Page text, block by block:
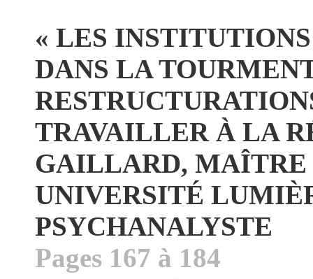
« LES
DANS LA
TRAVAILLER À LA
GAILLARD, MAÎTRE
UNIVERSITÉ
PSYCHANALYSTE
Pages 167 à 184